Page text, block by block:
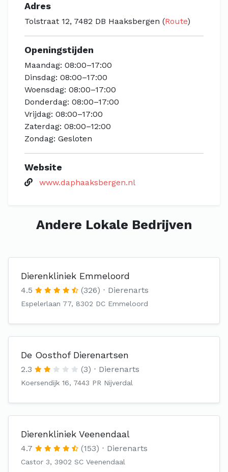
Adres
Tolstraat 12, 7482 DB Haaksbergen (Route)
Openingstijden
Maandag: 08:00–17:00
Dinsdag: 08:00–17:00
Woensdag: 08:00–17:00
Donderdag: 08:00–17:00
Vrijdag: 08:00–17:00
Zaterdag: 08:00–12:00
Zondag: Gesloten
Website
www.daphaaksbergen.nl
Andere Lokale Bedrijven
Dierenkliniek Emmeloord
4.5 (326) Dierenarts
Espelerlaan 77, 8302 DC Emmeloord
De Oosthof Dierenartsen
2.3 (3) Dierenarts
Koersendijk 16, 7443 PR Nijverdal
Dierenkliniek Veenendaal
4.7 (153) Dierenarts
Castor 3, 3902 SC Veenendaal